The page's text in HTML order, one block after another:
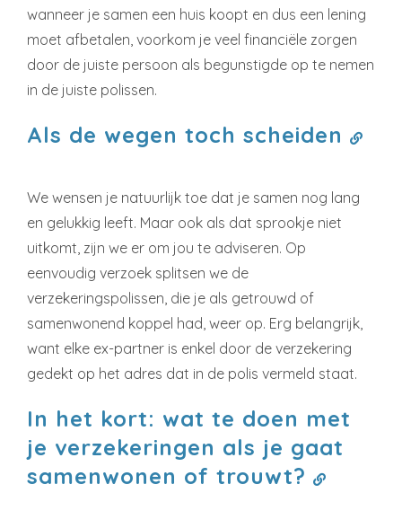
wanneer je samen een huis koopt en dus een lening
moet afbetalen, voorkom je veel financiële zorgen
door de juiste persoon als begunstigde op te nemen
in de juiste polissen.
Als de wegen toch scheiden
We wensen je natuurlijk toe dat je samen nog lang
en gelukkig leeft. Maar ook als dat sprookje niet
uitkomt, zijn we er om jou te adviseren. Op
eenvoudig verzoek splitsen we de
verzekeringspolissen, die je als getrouwd of
samenwonend koppel had, weer op. Erg belangrijk,
want elke ex-partner is enkel door de verzekering
gedekt op het adres dat in de polis vermeld staat.
In het kort: wat te doen met
je verzekeringen als je gaat
samenwonen of trouwt?